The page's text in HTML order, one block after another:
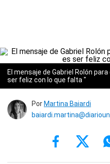
El mensaje de Gabriel Rolón
ser feliz con lo que falta "
Por Martina Baiardi